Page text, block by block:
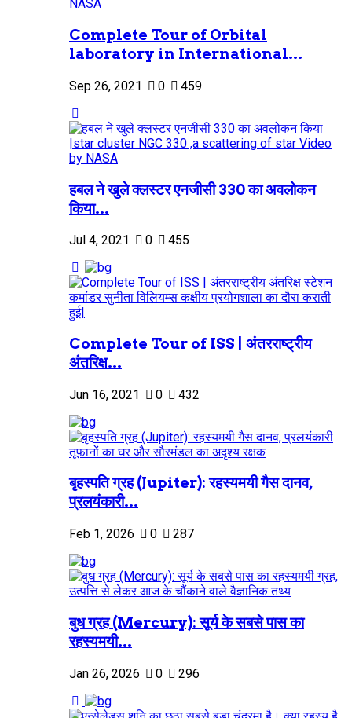
Complete Tour of Orbital
laboratory in International...
Sep 26, 2021 0 459
हबल ने खुले क्लस्टर एनजीसी 330 का अवलोकन
किया...
Jul 4, 2021 0 455
Complete Tour of ISS | अंतरराष्ट्रीय
अंतरिक्ष...
Jun 16, 2021 0 432
बृहस्पति ग्रह (Jupiter): रहस्यमयी गैस दानव,
प्रलयंकारी...
Feb 1, 2026 0 287
बुध ग्रह (Mercury): सूर्य के सबसे पास का
रहस्यमयी...
Jan 26, 2026 0 296